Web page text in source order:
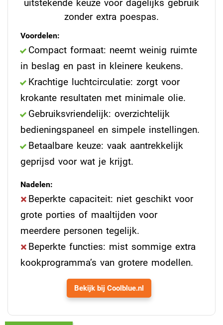
uitstekende keuze voor dagelijks gebruik
zonder extra poespas.
Voordelen:
Compact formaat: neemt weinig ruimte
in beslag en past in kleinere keukens.
Krachtige luchtcirculatie: zorgt voor
krokante resultaten met minimale olie.
Gebruiksvriendelijk: overzichtelijk
bedieningspaneel en simpele instellingen.
Betaalbare keuze: vaak aantrekkelijk
geprijsd voor wat je krijgt.
Nadelen:
Beperkte capaciteit: niet geschikt voor
grote porties of maaltijden voor
meerdere personen tegelijk.
Beperkte functies: mist sommige extra
kookprogramma’s van grotere modellen.
Bekijk bij Coolblue.nl